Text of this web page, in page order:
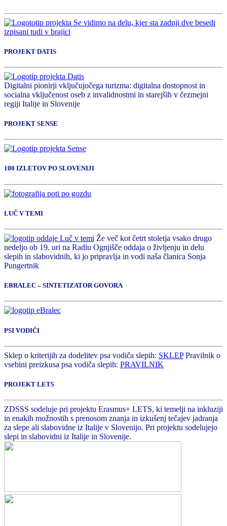
PROJEKT DATIS
Digitalni pionirji vključujočega turizma: digitalna dostopnost in
socialna vključenost oseb z invalidnostmi in starejših v čezmejni
regiji Italije in Slovenije
PROJEKT SENSE
100 IZLETOV PO SLOVENIJI
LUČ V TEMI
Že več kot četrt stoletja vsako drugo
nedeljo ob 19. uri na Radiu Ognjišče oddaja o življenju in delu
slepih in slabovidnih, ki jo pripravlja in vodi naša članica Sonja
Pungertnik
EBRALEC – SINTETIZATOR GOVORA
PSI VODIČI
Sklep o kriterijih za dodelitev psa vodiča slepih: SKLEPPravilnik o
vsebini preizkusa psa vodiča slepih: PRAVILNIK
PROJEKT LETS
ZDSSS sodeluje pri projektu Erasmus+ LETS, ki temelji na inkluziji
in enakih možnostih s prenosom znanja in izkušenj tečajev jadranja
za slepe ali slabovidne iz Italije v Slovenijo. Pri projektu sodelujejo
slepi in slabovidni iz Italije in Slovenije.